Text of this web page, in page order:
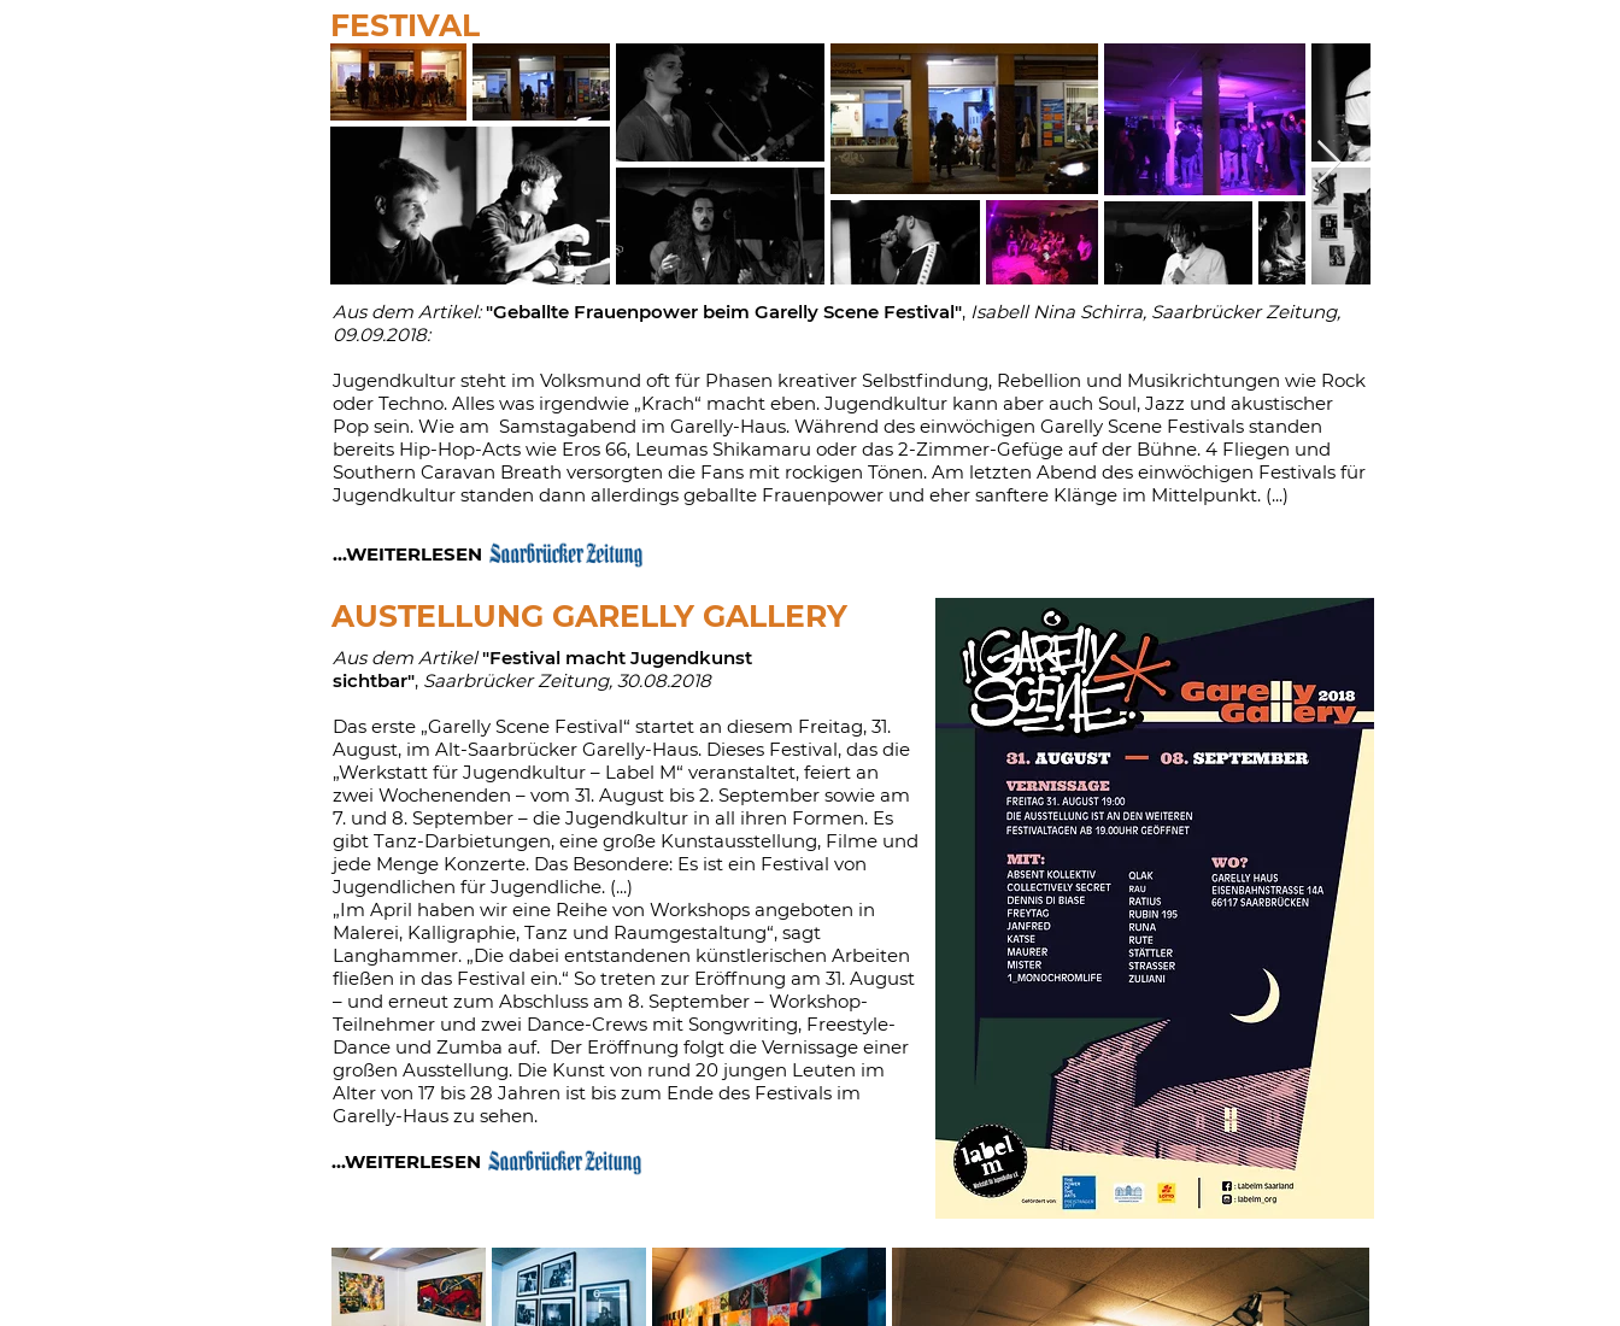
FESTIVAL
Aus dem Artikel:"Geballte Frauenpower beim Garelly Scene Festival", Isabell Nina Schirra, Saarbrücker Zeitung,
09.09.2018:
Jugendkultur steht im Volksmund oft für Phasen kreativer Selbstfindung, Rebellion und Musikrichtungen wie Rock
oder Techno. Alles was irgendwie „Krach“ macht eben. Jugendkultur kann aber auch Soul, Jazz und akustischer
Pop sein. Wie am Samstagabend im Garelly-Haus. Während des einwöchigen Garelly Scene Festivals standen
bereits Hip-Hop-Acts wie Eros 66, Leumas Shikamaru oder das 2-Zimmer-Gefüge auf der Bühne. 4 Fliegen und
Southern Caravan Breath versorgten die Fans mit rockigen Tönen. Am letzten Abend des einwöchigen Festivals für
Jugendkultur standen dann allerdings geballte Frauenpower und eher sanftere Klänge im Mittelpunkt. (...)
...WEITERLESEN
AUSTELLUNG GARELLY GALLERY
Aus dem Artikel"Festival macht Jugendkunst
sichtbar", Saarbrücker Zeitung, 30.08.2018
Das erste „Garelly Scene Festival“ startet an diesem Freitag, 31.
August, im Alt-Saarbrücker Garelly-Haus. Dieses Festival, das die
„Werkstatt für Jugendkultur – Label M“ veranstaltet, feiert an
zwei Wochenenden – vom 31. August bis 2. September sowie am
7. und 8. September – die Jugendkultur in all ihren Formen. Es
gibt Tanz-Darbietungen, eine große Kunstausstellung, Filme und
jede Menge Konzerte. Das Besondere: Es ist ein Festival von
Jugendlichen für Jugendliche. (...)
„Im April haben wir eine Reihe von Workshops angeboten in
Malerei, Kalligraphie, Tanz und Raumgestaltung“, sagt
Langhammer. „Die dabei entstandenen künstlerischen Arbeiten
fließen in das Festival ein.“ So treten zur Eröffnung am 31. August
– und erneut zum Abschluss am 8. September – Workshop-
Teilnehmer und zwei Dance-Crews mit Songwriting, Freestyle-
Dance und Zumba auf. Der Eröffnung folgt die Vernissage einer
großen Ausstellung. Die Kunst von rund 20 jungen Leuten im
Alter von 17 bis 28 Jahren ist bis zum Ende des Festivals im
Garelly-Haus zu sehen.
...WEITERLESEN